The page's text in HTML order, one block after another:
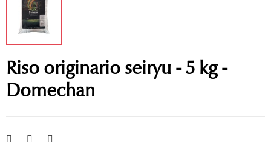
Riso originario seiryu - 5 kg -
Domechan